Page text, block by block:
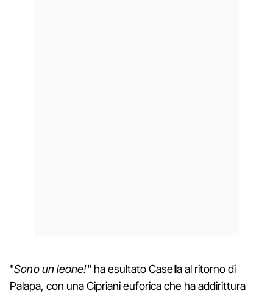
"Sono un leone!" ha esultato Casella al ritorno di
Palapa, con una Cipriani euforica che ha addirittura